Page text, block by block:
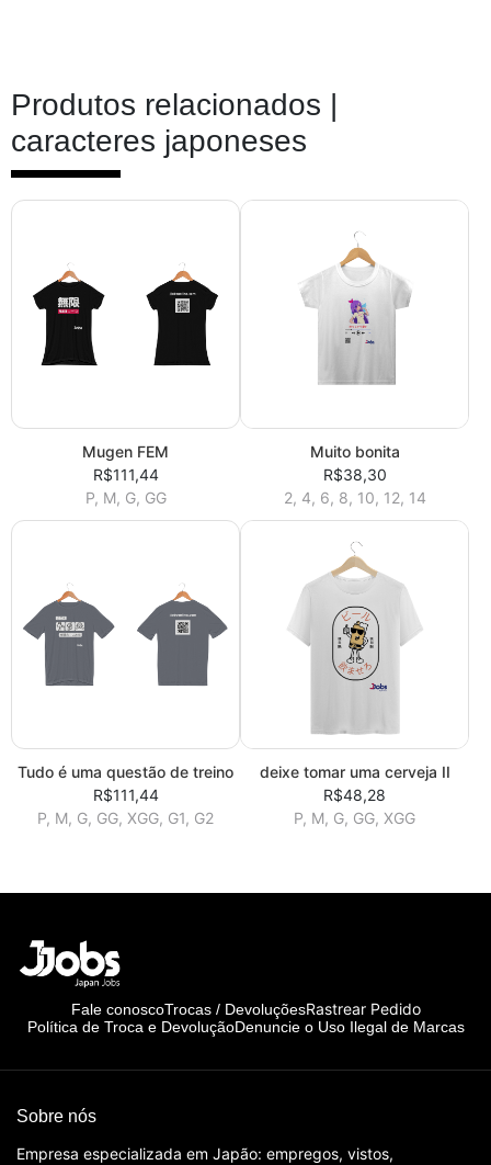
Produtos relacionados |
caracteres japoneses
Mugen FEM
R$111,44
P, M, G, GG
Muito bonita
R$38,30
2, 4, 6, 8, 10, 12, 14
Tudo é uma questão de treino
R$111,44
P, M, G, GG, XGG, G1, G2
deixe tomar uma cerveja II
R$48,28
P, M, G, GG, XGG
Fale conoscoTrocas / DevoluçõesRastrear Pedido
Política de Troca e DevoluçãoDenuncie o Uso Ilegal de Marcas
Sobre nós
Empresa especializada em Japão: empregos, vistos,